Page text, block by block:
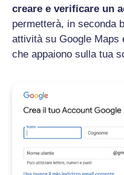
creare e verificare un
permetterà, in seconda
attività su Google Maps
che appaiono sulla tua